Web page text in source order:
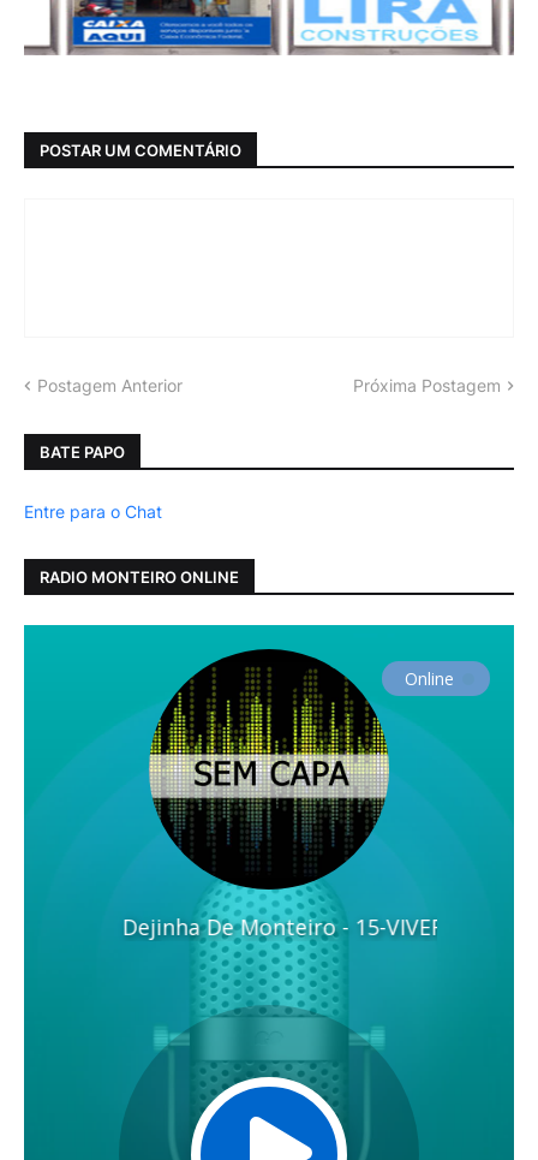
POSTAR UM COMENTÁRIO
Postagem Anterior Próxima Postagem
BATE PAPO
Entre para o Chat
RADIO MONTEIRO ONLINE